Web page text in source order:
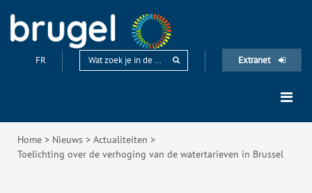
FR Extranet
Home > Nieuws > Actualiteiten >
Toelichting over de verhoging van de watertarieven in Brussel